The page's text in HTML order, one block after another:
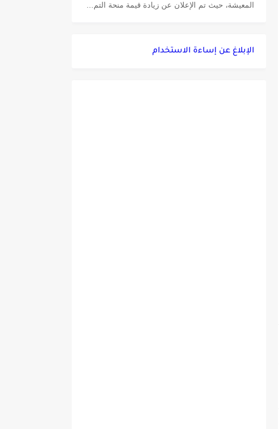
المعيشة، حيث تم الإعلان عن زيادة قيمة منحة التم...
الإبلاغ عن إساءة الاستخدام